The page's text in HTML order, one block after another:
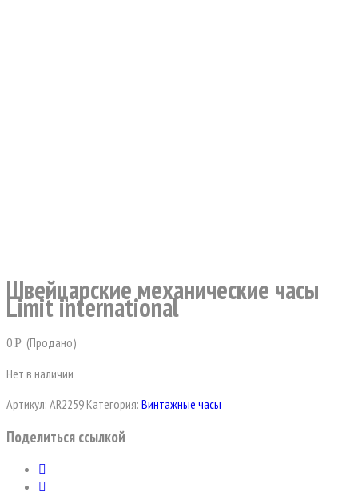
Швейцарские механические часы
Limit international
0Р (Продано)
Нет в наличии
Артикул: AR2259 Категория: Винтажные часы
Поделиться ссылкой